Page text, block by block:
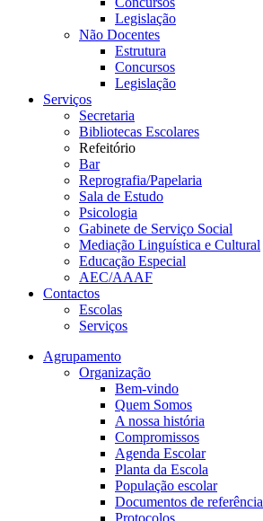
Legislação
Não Docentes
Estrutura
Concursos
Legislação
Serviços
Secretaria
Bibliotecas Escolares
Refeitório
Bar
Reprografia/Papelaria
Sala de Estudo
Psicologia
Gabinete de Serviço Social
Mediação Linguística e Cultural
Educação Especial
AEC/AAAF
Contactos
Escolas
Serviços
Agrupamento
Organização
Bem-vindo
Quem Somos
A nossa história
Compromissos
Agenda Escolar
Planta da Escola
População escolar
Documentos de referência
Protocolos